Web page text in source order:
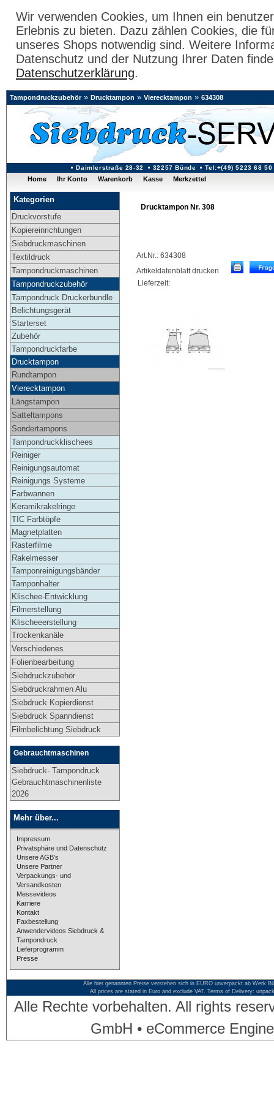
Wir verwenden Cookies, um Ihnen ein
Erlebnis zu bieten. Dazu zählen Cookies, die
unseres Shops notwendig sind. Weitere
Datenschutz und der Nutzung Ihrer Daten
Datenschutzerklärung.
Daimlerstraße 28-32 32257 Bünde Tel:+(49) 5223 68 50
Tampondruckzubehör» Drucktampon » Vierecktampon » 634308
Home Ihr Konto Warenkorb Kasse Merkzettel
Kategorien
Druckvorstufe
Kopiereinrichtungen
Siebdruckmaschinen
Textildruck
Tampondruckmaschinen
Tampondruckzubehör
Tampondruck Druckerbundle
Belichtungsgerät
Starterset
Zubehör
Tampondruckfarbe
Drucktampon
Rundtampon
Vierecktampon
Längstampon
Satteltampons
Sondertampons
Tampondruckklischees
Reiniger
Reinigungsautomat
Reinigungs Systeme
Farbwannen
Keramikrakelringe
TIC Farbtöpfe
Magnetplatten
Rasterfilme
Rakelmesser
Tamponreinigungsbänder
Tamponhalter
Klischee-Entwicklung
Filmerstellung
Klischeeerstellung
Trockenkanäle
Verschiedenes
Folienbearbeitung
Siebdruckzubehör
Siebdruckrahmen Alu
Siebdruck Kopierdienst
Siebdruck Spanndienst
Filmbelichtung Siebdruck
Gebrauchtmaschinen
Siebdruck- Tampondruck
Gebrauchtmaschinenliste
2026
Mehr über...
Impressum
Privatsphäre und Datenschutz
Unsere AGB's
Unsere Partner
Verpackungs- und
Versandkosten
Messevideos
Karriere
Kontakt
Faxbestellung
Anwendervideos Siebdruck &
Tampondruck
Lieferprogramm
Presse
Drucktampon Nr. 308
Art.Nr.: 634308
Artikeldatenblatt drucken
Lieferzeit:
Alle hier genannten Preise verstehen sich in EURO unverpackt ab Werk
All prices are stated in Euro and exclude VAT. Terms of Delivery:
Alle Rechte vorbehalten. All rights
GmbH • eCommerce